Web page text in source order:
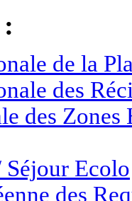
de la
des
des
Séjour Ecolo
des